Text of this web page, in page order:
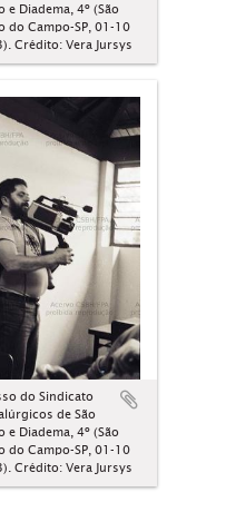
e Diadema, 4º (São
do Campo-SP, 01-10
Crédito: Vera Jursys
do Sindicato
de São
e Diadema, 4º (São
do Campo-SP, 01-10
Crédito: Vera Jursys